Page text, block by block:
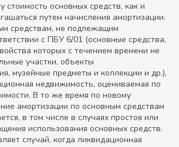
стоимость основных средств, как и
путем начисления амортизации.
средствам, не подлежащим
с ПБУ 6/01 (основные средства,
которых с течением времени не
участки, объекты
музейные предметы и коллекции и др.),
недвижимость, оцениваемая по
В то же время по новому
амортизации по основным средствам
в том числе в случаях простоя или
использования основных средств.
случай, когда ликвидационная